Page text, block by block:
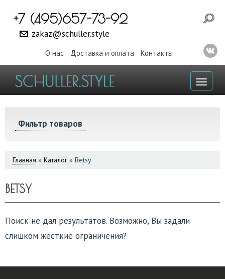
+7 (495)657-73-92
zakaz@schuller.style
О нас Доставка и оплата Контакты
Фильтр товаров
ВЫ
Главная » Каталог » Betsy
BETSY
Поиск не дал результатов. Возможно, Вы задали
слишком жесткие ограничения?